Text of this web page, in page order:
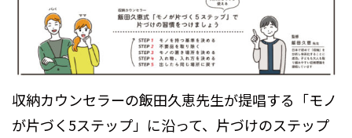
収納カウンセラーの飯田久恵先生が提唱する「モノ
が片づく5ステップ」に沿って、片づけのステップ